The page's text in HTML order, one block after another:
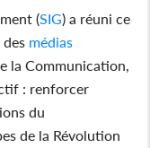
(SIG) a réuni ce
médias
la Communication,
: renforcer
du
de la Révolution